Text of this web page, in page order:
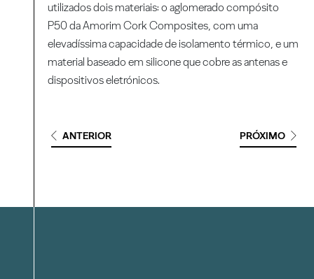
utilizados dois materiais: o aglomerado compósito
P50 da Amorim Cork Composites, com uma
elevadíssima capacidade de isolamento térmico, e um
material baseado em silicone que cobre as antenas e
dispositivos eletrónicos.
ANTERIOR PRÓXIMO